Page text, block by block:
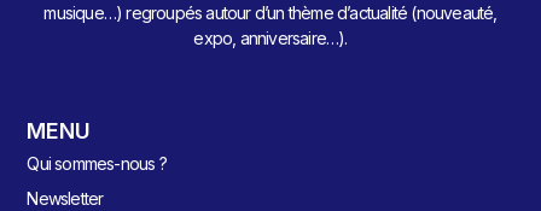
musique…) regroupés autour d’un thème d’actualité (nouveauté,
expo, anniversaire…).
MENU
Qui sommes-nous ?
Newsletter